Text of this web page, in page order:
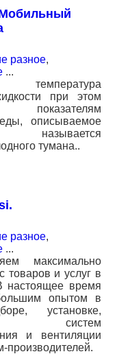
разное,
...
при этом
показателям
описываемое
называется
тумана..
разное,
...
максимально
товаров и услуг в
настоящее время
опытом в
установке,
систем
и вентиляции